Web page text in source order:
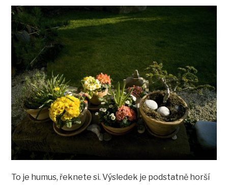
To je humus, řeknete si. Výsledek je podstatně horší